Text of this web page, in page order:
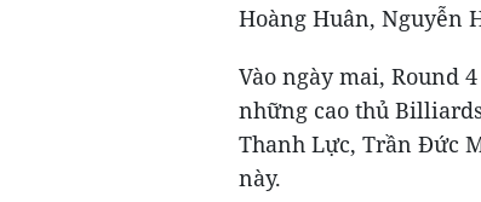
Hoàng Huân, Nguyễn
Vào ngày mai, Round
những cao thủ
Thanh Lực, Trần Đức
này.